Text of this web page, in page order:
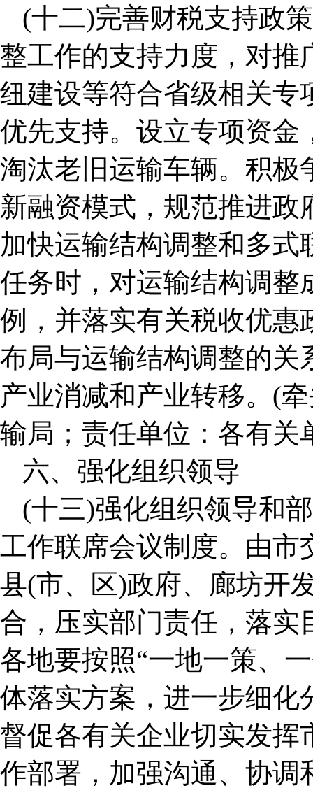
(十二)完善财税支持政
整工作的支持力度，对推
纽建设等符合省级相关专
优先支持。设立专项资金
淘汰老旧运输车辆。积极
新融资模式，规范推进政
加快运输结构调整和多
任务时，对运输结构调整
例，并落实有关税收优惠
布局与运输结构调整的关
产业消减和产业转移。(
输局；责任单位：各有关
六、强化组织领导
(十三)强化组织领导和
工作联席会议制度。由市
县(市、区)政府、廊坊开
合，压实部门责任，落实
各地要按照“一地一策、
体落实方案，进一步细化
督促各有关企业切实发挥
作部署，加强沟通、协调